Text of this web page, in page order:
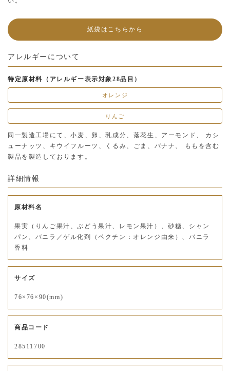
紙袋はこちらから
アレルギーについて
特定原材料（アレルギー表示対象28品目）
オレンジ
りんご
同一製造工場にて、小麦、卵、乳成分、落花生、アーモンド、 カシ
ューナッツ、キウイフルーツ、くるみ、ごま、バナナ、 ももを含む
製品を製造しております。
詳細情報
原材料名
果実（りんご果汁、ぶどう果汁、レモン果汁）、砂糖、シャン
パン、バニラ／ゲル化剤（ペクチン：オレンジ由来）、バニラ
香料
サイズ
76×76×90(mm)
商品コード
28511700